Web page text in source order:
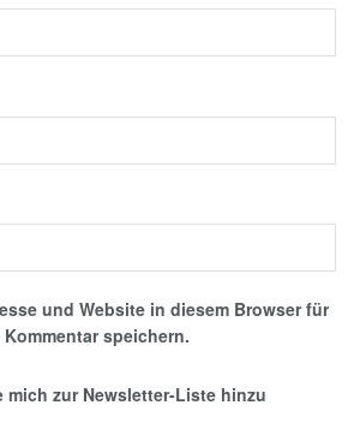
und Website in diesem Browser für
speichern.
mich zur Newsletter-Liste hinzu